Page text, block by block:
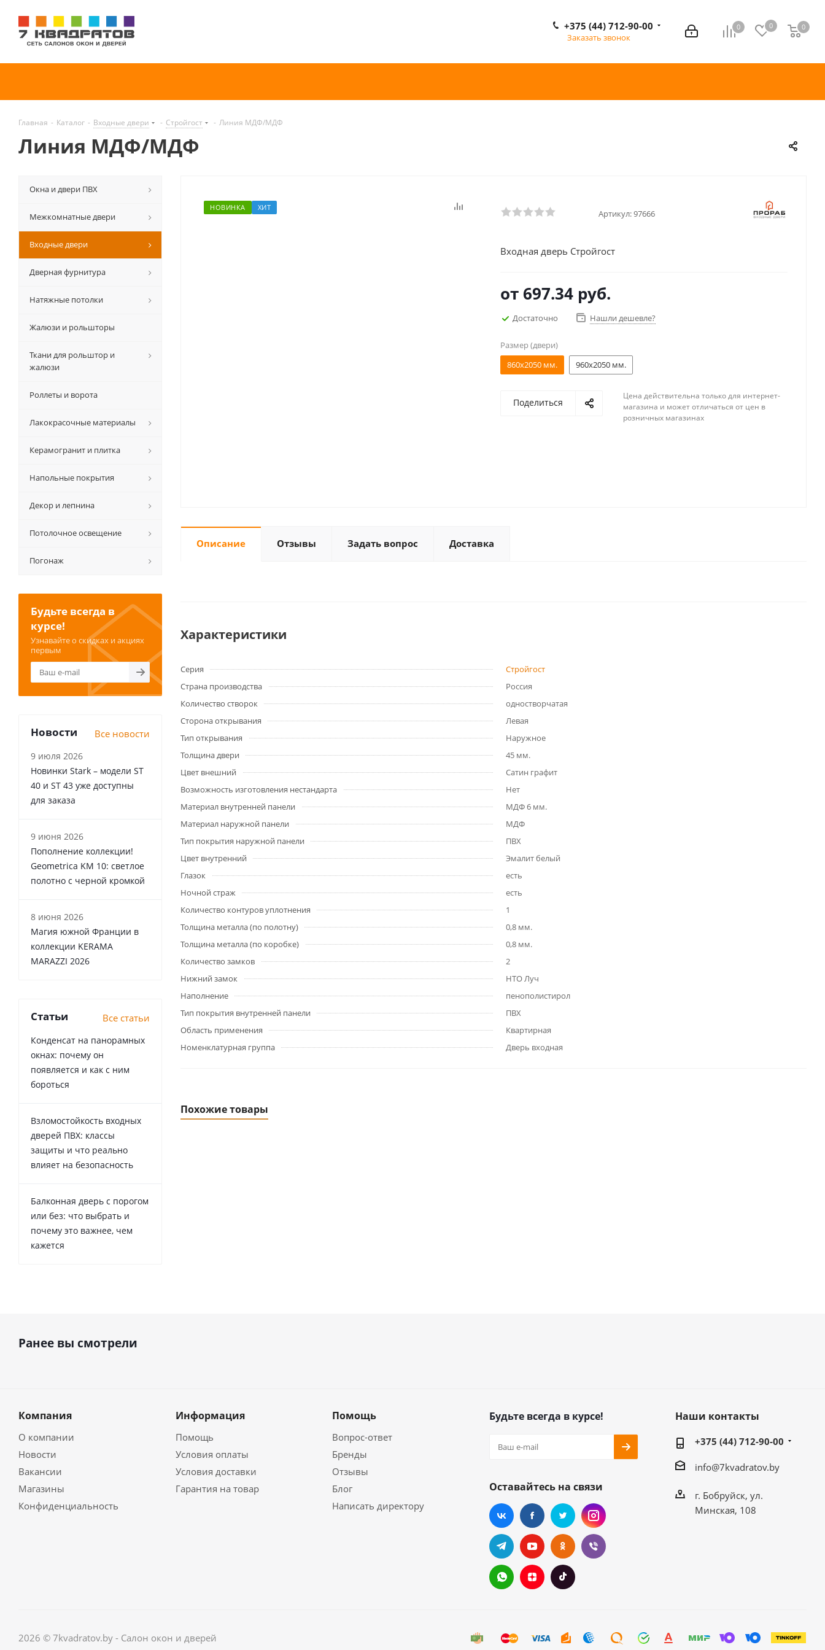
0 0 0
0
+375 (44) 712-90-00
Заказать звонок
Главная - Каталог - Входные двери - Стройгост - Линия МДФ/МДФ
Линия МДФ/МДФ
НОВИНКА ХИТ
Артикул:97666
Входная дверь Стройгост
от 697.34 руб.
Достаточно Нашли дешевле?
Размер (двери)
860x2050 мм.
960x2050 мм.
Поделиться
Цена действительна только для интернет-
магазина и может отличаться от цен в
розничных магазинах
Описание Отзывы Задать вопрос Доставка
Характеристики
Серия
Стройгост
Страна производства
Россия
Количество створок
одностворчатая
Сторона открывания
Левая
Тип открывания
Наружное
Толщина двери
45 мм.
Цвет внешний
Сатин графит
Возможность изготовления нестандарта
Нет
Материал внутренней панели
МДФ 6 мм.
Материал наружной панели
МДФ
Тип покрытия наружной панели
ПВХ
Цвет внутренний
Эмалит белый
Глазок
есть
Ночной страж
есть
Количество контуров уплотнения
1
Толщина металла (по полотну)
0,8 мм.
Толщина металла (по коробке)
0,8 мм.
Количество замков
2
Нижний замок
НТО Луч
Наполнение
пенополистирол
Тип покрытия внутренней панели
ПВХ
Область применения
Квартирная
Номенклатурная группа
Дверь входная
Похожие товары
Окна и двери ПВХ
Межкомнатные двери
Входные двери
Дверная фурнитура
Натяжные потолки
Жалюзи и рольшторы
Ткани для рольштор и
жалюзи
Роллеты и ворота
Лакокрасочные материалы
Керамогранит и плитка
Напольные покрытия
Декор и лепнина
Потолочное освещение
Погонаж
Будьте всегда в
курсе!
Узнавайте о скидках и акциях
первым
Новости Все новости
9 июля 2026
Новинки Stark – модели ST
40 и ST 43 уже доступны
для заказа
9 июня 2026
Пополнение коллекции!
Geometrica KM 10: светлое
полотно с черной кромкой
8 июня 2026
Магия южной Франции в
коллекции KERAMA
MARAZZI 2026
Статьи Все статьи
Конденсат на панорамных
окнах: почему он
появляется и как с ним
бороться
Взломостойкость входных
дверей ПВХ: классы
защиты и что реально
влияет на безопасность
Балконная дверь с порогом
или без: что выбрать и
почему это важнее, чем
кажется
Ранее вы смотрели
Компания
О компании
Новости
Вакансии
Магазины
Конфиденциальность
Информация
Помощь
Условия оплаты
Условия доставки
Гарантия на товар
Помощь
Вопрос-ответ
Бренды
Отзывы
Блог
Написать директору
Будьте всегда в курсе!
Оставайтесь на связи
Наши контакты
+375 (44) 712-90-00
info@7kvadratov.by
г. Бобруйск, ул.
Минская, 108
2026 © 7kvadratov.by - Салон окон и дверей